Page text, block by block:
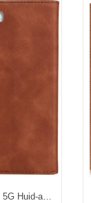
Folio-hoesje voor Moto G200 5G Huid-aanraking Vlinder